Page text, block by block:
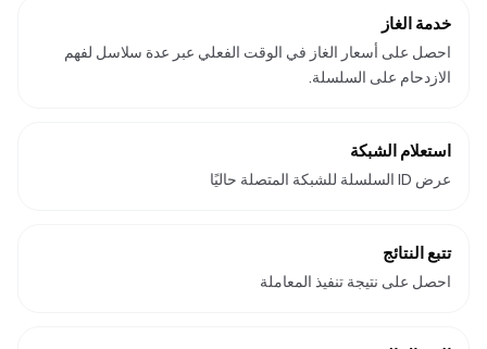
خدمة الغاز
احصل على أسعار الغاز في الوقت الفعلي عبر عدة سلاسل لفهم
الازدحام على السلسلة.
استعلام الشبكة
عرض ID السلسلة للشبكة المتصلة حاليًا
تتبع النتائج
احصل على نتيجة تنفيذ المعاملة